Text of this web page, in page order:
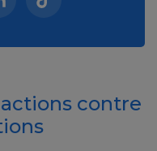
fenêtre)
(nouvelle fenêtre)
(nouvelle
Tiktok (nouvelle
contre